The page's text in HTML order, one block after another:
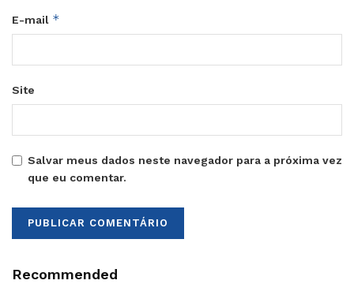
E-mail *
Site
Salvar meus dados neste navegador para a próxima vez
que eu comentar.
Recommended